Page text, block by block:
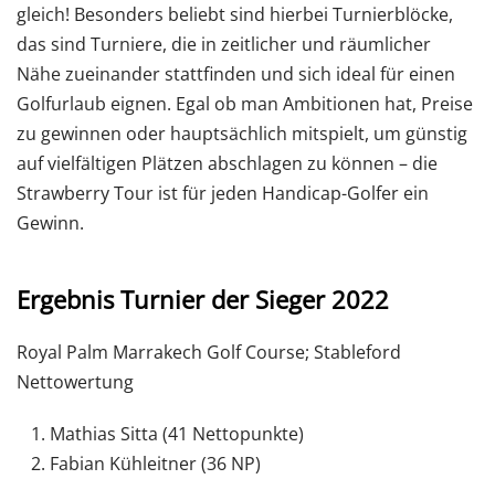
gleich! Besonders beliebt sind hierbei Turnierblöcke,
das sind Turniere, die in zeitlicher und räumlicher
Nähe zueinander stattfinden und sich ideal für einen
Golfurlaub eignen. Egal ob man Ambitionen hat, Preise
zu gewinnen oder hauptsächlich mitspielt, um günstig
auf vielfältigen Plätzen abschlagen zu können – die
Strawberry Tour ist für jeden Handicap-Golfer ein
Gewinn.
Ergebnis Turnier der Sieger 2022
Royal Palm Marrakech Golf Course; Stableford
Nettowertung
Mathias Sitta (41 Nettopunkte)
Fabian Kühleitner (36 NP)